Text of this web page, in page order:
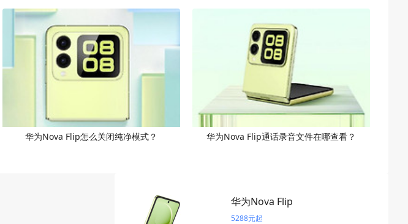
华为Nova Flip怎么关闭纯净模式？ 华为Nova Flip通话录音文件在哪查看？
华为Nova Flip
5288元起